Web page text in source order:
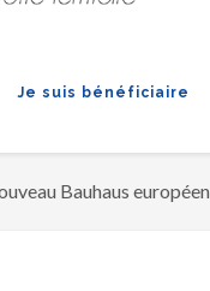
Je suis bénéficiaire
Bauhaus européen